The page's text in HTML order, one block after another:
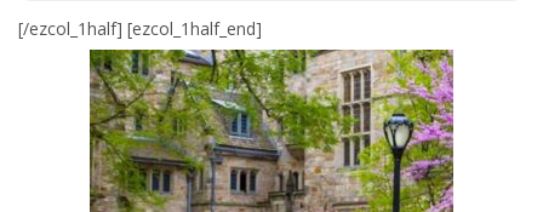
[/ezcol_1half] [ezcol_1half_end]